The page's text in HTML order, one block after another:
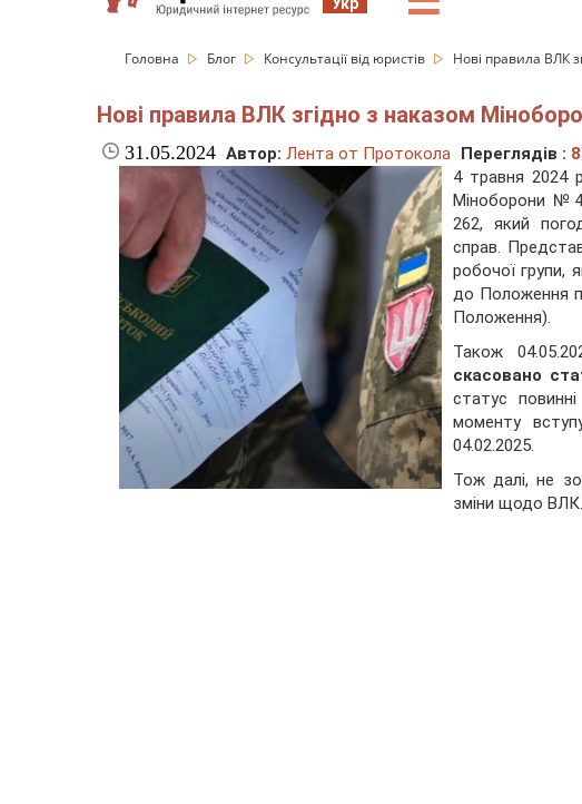
Головна Блог Консультації від юристів Нові правила ВЛК
Нові правила ВЛК згідно з наказом
31.05.2024 Автор: Лента от Протокола Переглядів :
4 травня 2024
Міноборони
262, який
справ.
робочої групи,
до Положення
Положення).
Також
скасовано
статус
моменту
04.02.2025.
Тож далі, не
зміни щодо ВЛК.